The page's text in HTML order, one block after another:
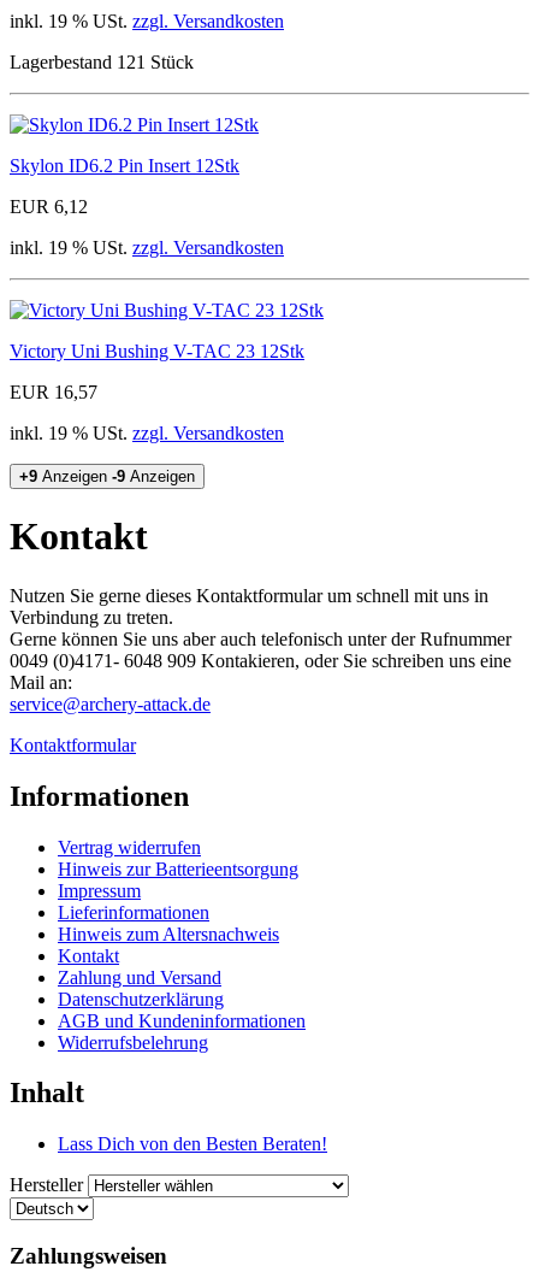
inkl. 19 % USt. zzgl. Versandkosten
Lagerbestand 121 Stück
Skylon ID6.2 Pin Insert 12Stk
EUR 6,12
inkl. 19 % USt. zzgl. Versandkosten
Victory Uni Bushing V-TAC 23 12Stk
EUR 16,57
inkl. 19 % USt. zzgl. Versandkosten
+9 Anzeigen -9 Anzeigen
Kontakt
Nutzen Sie gerne dieses Kontaktformular um schnell mit uns in
Verbindung zu treten.
Gerne können Sie uns aber auch telefonisch unter der Rufnummer
0049 (0)4171- 6048 909​ Kontakieren, oder Sie schreiben uns eine
Mail an:
service@archery-attack.de
Kontaktformular
Informationen
Vertrag widerrufen
Hinweis zur Batterieentsorgung
Impressum
Lieferinformationen
Hinweis zum Altersnachweis
Kontakt
Zahlung und Versand
Datenschutzerklärung
AGB und Kundeninformationen
Widerrufsbelehrung
Inhalt
Lass Dich von den Besten Beraten!
Hersteller
Zahlungsweisen